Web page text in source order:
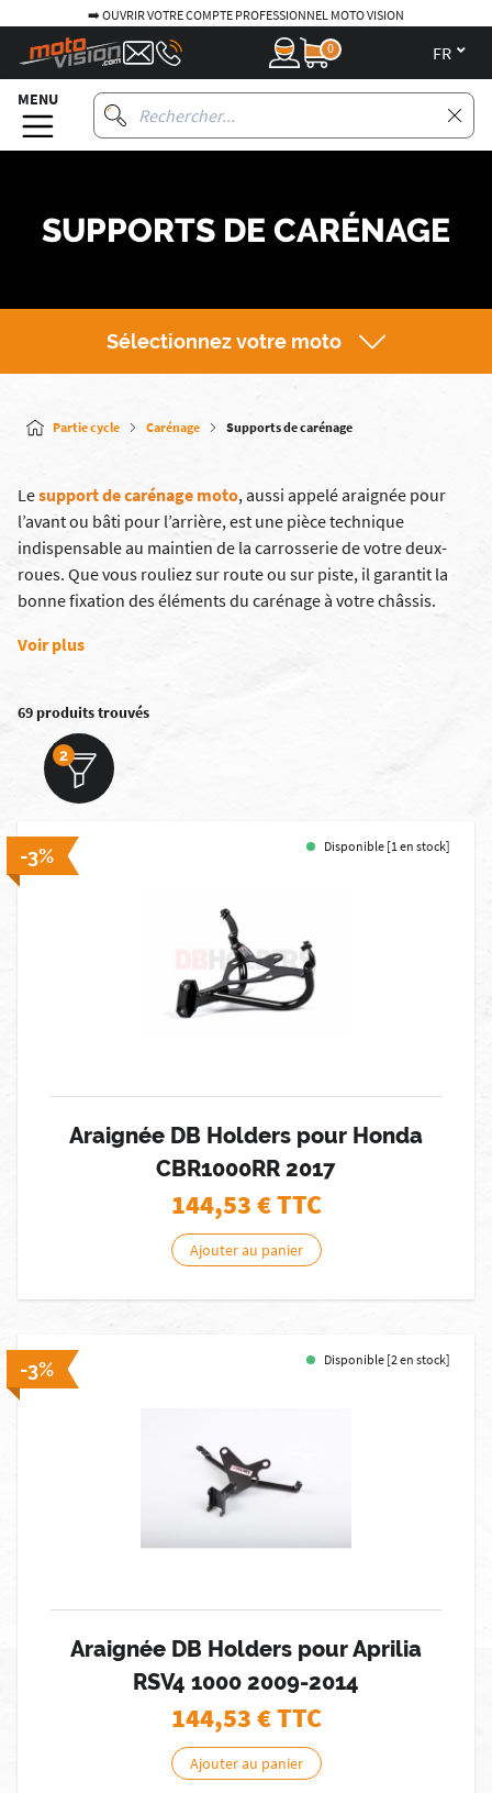
➡️ OUVRIR VOTRE COMPTE PROFESSIONNEL MOTO VISION
0
MENU
SUPPORTS DE CARÉNAGE
Sélectionnez votre moto
Partie cycle Carénage Supports de carénage
Lesupport de carénage moto, aussi appelé araignée pour
l’avant ou bâti pour l’arrière, est une pièce technique
indispensable au maintien de la carrosserie de votre deux-
roues. Que vous rouliez sur route ou sur piste, il garantit la
bonne fixation des éléments du carénage à votre châssis.
Voir plus
69 produits trouvés
2
-3% Disponible [1 en stock]
Araignée DB Holders pour Honda
CBR1000RR 2017
144,53€ TTC
Ajouter au panier
-3% Disponible [2 en stock]
Araignée DB Holders pour Aprilia
RSV4 1000 2009-2014
144,53€ TTC
Ajouter au panier